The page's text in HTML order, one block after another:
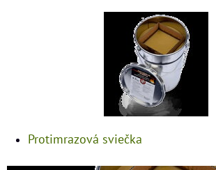
Protimrazová sviečka